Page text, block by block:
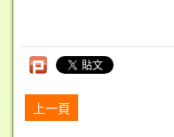
上一頁